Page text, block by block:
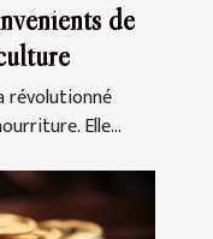
de
révolutionné
Elle...